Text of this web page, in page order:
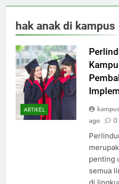
hak anak di kampus
ARTIKEL
ago
0
penting
semua